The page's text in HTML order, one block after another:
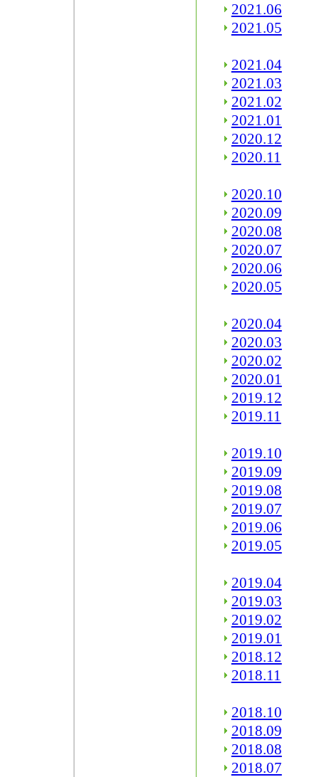
2021.06
2021.05
2021.04
2021.03
2021.02
2021.01
2020.12
2020.11
2020.10
2020.09
2020.08
2020.07
2020.06
2020.05
2020.04
2020.03
2020.02
2020.01
2019.12
2019.11
2019.10
2019.09
2019.08
2019.07
2019.06
2019.05
2019.04
2019.03
2019.02
2019.01
2018.12
2018.11
2018.10
2018.09
2018.08
2018.07